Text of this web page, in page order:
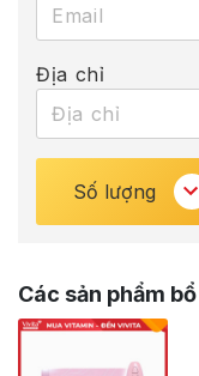
Địa chỉ
Số lượng
Các sản phẩm